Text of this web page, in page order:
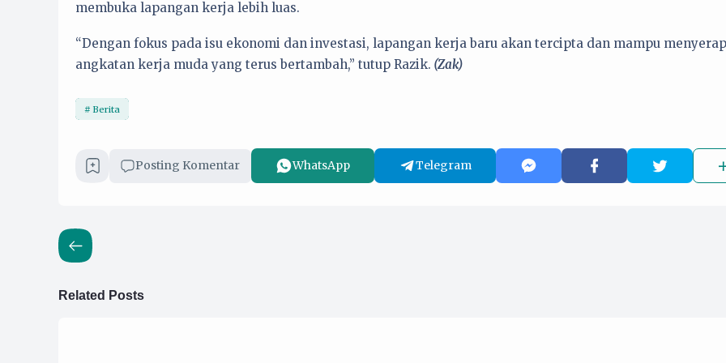
membuka lapangan kerja lebih luas.
“Dengan fokus pada isu ekonomi dan investasi, lapangan kerja baru akan tercipta dan mampu menyerap
angkatan kerja muda yang terus bertambah,” tutup Razik. (Zak)
Berita
Posting Komentar WhatsApp Telegram
Related Posts